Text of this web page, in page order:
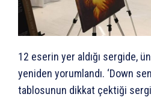
12 eserin yer aldığı sergide,
yeniden yorumlandı. ‘Down
tablosunun dikkat çektiği